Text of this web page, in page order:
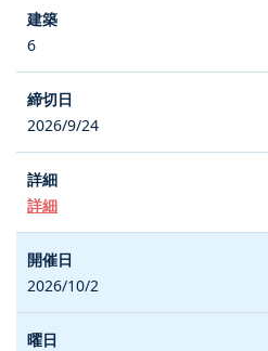
6
2026/9/24
詳細
2026/10/2